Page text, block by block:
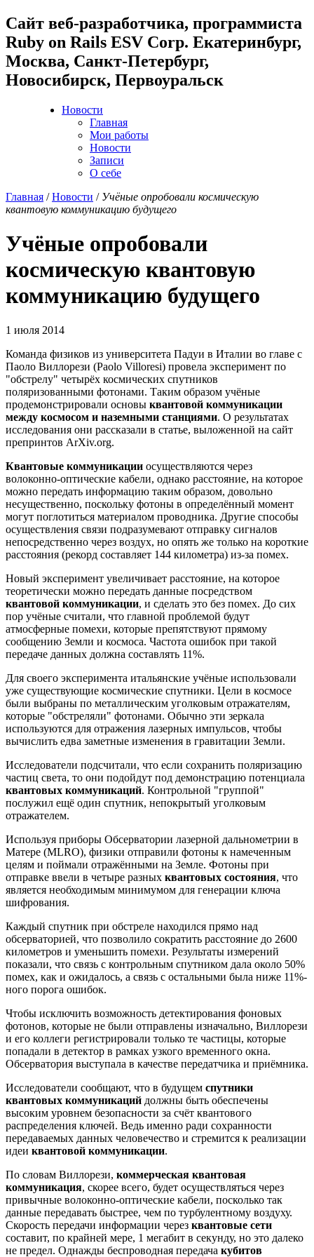
Cайт веб-разработчика, программиста
Ruby on Rails ESV Corp. Екатеринбург,
Москва, Санкт-Петербург,
Новосибирск, Первоуральск
Новости
Главная
Мои работы
Новости
Записи
О себе
Главная /Новости / Учёные опробовали космическую
квантовую коммуникацию будущего
Учёные опробовали
космическую квантовую
коммуникацию будущего
1 июля 2014
Команда физиков из университета Падуи в Италии во главе с
Паоло Виллорези (Paolo Villoresi) провела эксперимент по
"обстрелу" четырёх космических спутников
поляризованными фотонами. Таким образом учёные
продемонстрировали основы квантовой коммуникации
между космосом и наземными станциями. О результатах
исследования они рассказали в статье, выложенной на сайт
препринтов ArXiv.org.
Квантовые коммуникации осуществляются через
волоконно-оптические кабели, однако расстояние, на которое
можно передать информацию таким образом, довольно
несущественно, поскольку фотоны в определённый момент
могут поглотиться материалом проводника. Другие способы
осуществления связи подразумевают отправку сигналов
непосредственно через воздух, но опять же только на короткие
расстояния (рекорд составляет 144 километра) из-за помех.
Новый эксперимент увеличивает расстояние, на которое
теоретически можно передать данные посредством
квантовой коммуникации, и сделать это без помех. До сих
пор учёные считали, что главной проблемой будут
атмосферные помехи, которые препятствуют прямому
сообщению Земли и космоса. Частота ошибок при такой
передаче данных должна составлять 11%.
Для своего эксперимента итальянские учёные использовали
уже существующие космические спутники. Цели в космосе
были выбраны по металлическим уголковым отражателям,
которые "обстреляли" фотонами. Обычно эти зеркала
используются для отражения лазерных импульсов, чтобы
вычислить едва заметные изменения в гравитации Земли.
Исследователи подсчитали, что если сохранить поляризацию
частиц света, то они подойдут под демонстрацию потенциала
квантовых коммуникаций. Контрольной "группой"
послужил ещё один спутник, непокрытый уголковым
отражателем.
Используя приборы Обсерватории лазерной дальнометрии в
Матере (MLRO), физики отправили фотоны к намеченным
целям и поймали отражёнными на Земле. Фотоны при
отправке ввели в четыре разных квантовых состояния, что
является необходимым минимумом для генерации ключа
шифрования.
Каждый спутник при обстреле находился прямо над
обсерваторией, что позволило сократить расстояние до 2600
километров и уменьшить помехи. Результаты измерений
показали, что связь с контрольным спутником дала около 50%
помех, как и ожидалось, а связь с остальными была ниже 11%-
ного порога ошибок.
Чтобы исключить возможность детектирования фоновых
фотонов, которые не были отправлены изначально, Виллорези
и его коллеги регистрировали только те частицы, которые
попадали в детектор в рамках узкого временного окна.
Обсерватория выступала в качестве передатчика и приёмника.
Исследователи сообщают, что в будущем спутники
квантовых коммуникаций должны быть обеспечены
высоким уровнем безопасности за счёт квантового
распределения ключей. Ведь именно ради сохранности
передаваемых данных человечество и стремится к реализации
идеи квантовой коммуникации.
По словам Виллорези, коммерческая квантовая
коммуникация, скорее всего, будет осуществляться через
привычные волоконно-оптические кабели, посколько так
данные передавать быстрее, чем по турбулентному воздуху.
Скорость передачи информации через квантовые сети
составит, по крайней мере, 1 мегабит в секунду, но это далеко
не предел. Однажды беспроводная передача кубитов